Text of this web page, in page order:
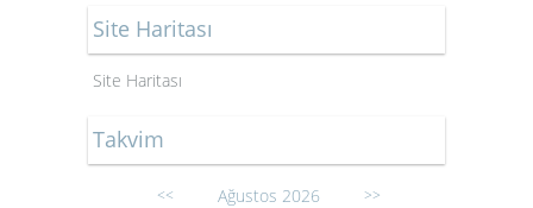
Site Haritası
Site Haritası
Takvim
<< Ağustos 2026 >>